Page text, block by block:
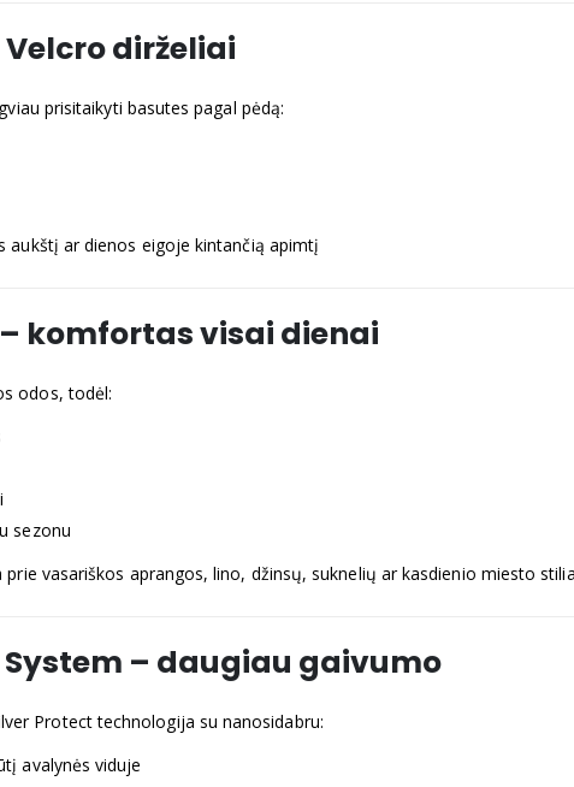
dirželiai
prisitaikyti basutes pagal pėdą:
aukštį ar dienos eigoje kintančią apimtį
komfortas visai dienai
odos, todėl:
sezonu
prie vasariškos aprangos, lino, džinsų, suknelių ar kasdienio miesto
System – daugiau gaivumo
Protect technologija su nanosidabru:
avalynės viduje